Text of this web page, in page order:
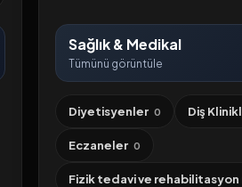
Sağlık & Medikal
Tümünü görüntüle
Diyetisyenler 0 Diş
Eczaneler 0
Fizik tedavi ve